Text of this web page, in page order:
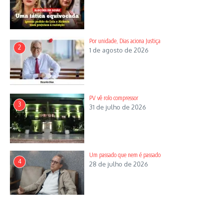
Artigo anterior
Peixoto defende veto
ao Fundo Eleitoral
Renato Dias
Renato Dias, 58 anos, é graduado em Jornalismo,
formado em Ciências Sociais, com pós-graduação em
Políticas Públicas, mestre em Direito e Relações
Internacionais, ex-aluno extraordinário do Doutorado
em Psicologia Social, ex-estudante do Curso de
Psicanálise do Centro de Estudos Psicanalíticos do
2
Por unidade, Dias aciona Justiça
1 de agosto de 2026
3
PV vê rolo compressor
31 de julho de 2026
4
Um passado que nem é passado
28 de julho de 2026